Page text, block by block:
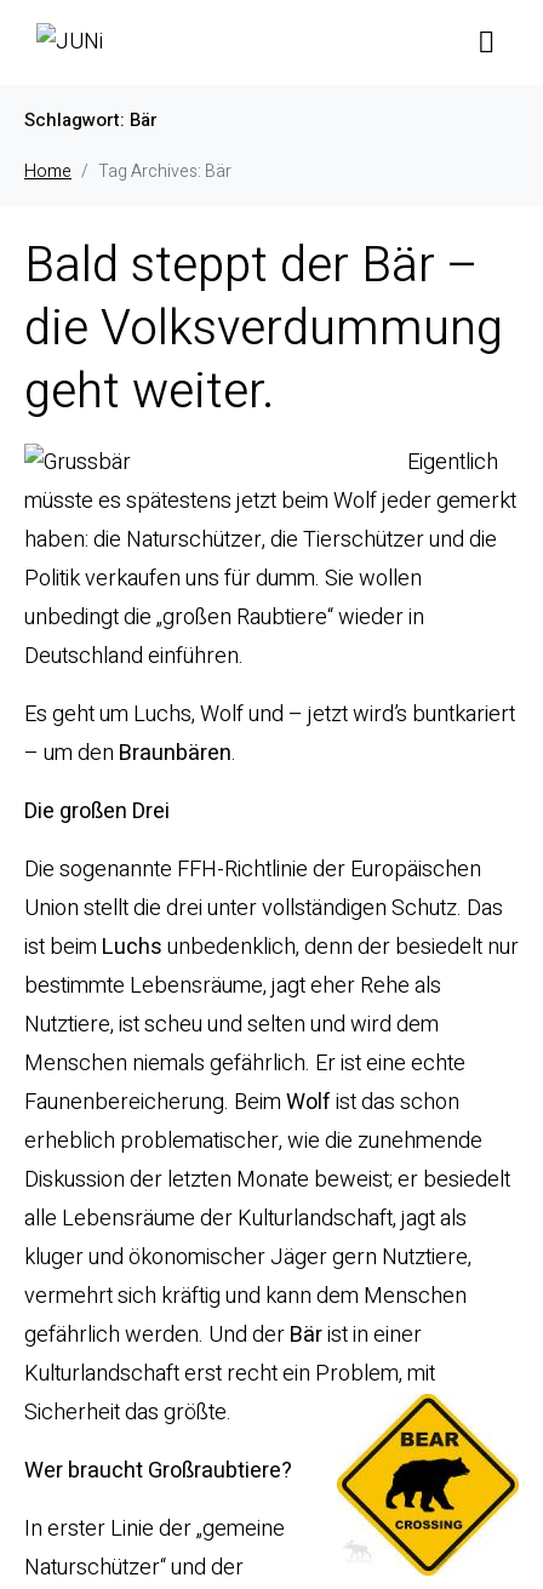
Schlagwort: Bär
Home Tag Archives: Bär
Bald steppt der Bär –
die Volksverdummung
geht weiter.
Eigentlich
müsste es spätestens jetzt beim Wolf jeder gemerkt
haben: die Naturschützer, die Tierschützer und die
Politik verkaufen uns für dumm. Sie wollen
unbedingt die „großen Raubtiere“ wieder in
Deutschland einführen.
Es geht um Luchs, Wolf und – jetzt wird’s buntkariert
– um den Braunbären.
Die großen Drei
Die sogenannte FFH-Richtlinie der Europäischen
Union stellt die drei unter vollständigen Schutz. Das
ist beim Luchsunbedenklich, denn der besiedelt nur
bestimmte Lebensräume, jagt eher Rehe als
Nutztiere, ist scheu und selten und wird dem
Menschen niemals gefährlich. Er ist eine echte
Faunenbereicherung. BeimWolfist das schon
erheblich problematischer, wie die zunehmende
Diskussion der letzten Monate beweist; er besiedelt
alle Lebensräume der Kulturlandschaft, jagt als
kluger und ökonomischer Jäger gern Nutztiere,
vermehrt sich kräftig und kann dem Menschen
gefährlich werden. Und derBärist in einer
Kulturlandschaft erst recht ein Problem, mit
Sicherheit das größte.
Wer braucht Großraubtiere?
In erster Linie der „gemeine
Naturschützer“ und der